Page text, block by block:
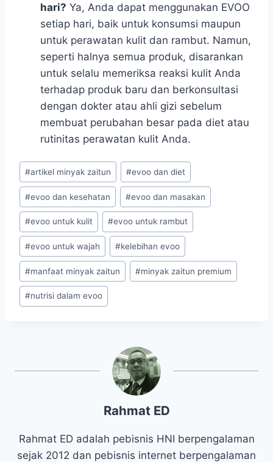
hari? Ya, Anda dapat menggunakan EVOO
setiap hari, baik untuk konsumsi maupun
untuk perawatan kulit dan rambut. Namun,
seperti halnya semua produk, disarankan
untuk selalu memeriksa reaksi kulit Anda
terhadap produk baru dan berkonsultasi
dengan dokter atau ahli gizi sebelum
membuat perubahan besar pada diet atau
rutinitas perawatan kulit Anda.
#artikel minyak zaitun #evoo dan diet
#evoo dan kesehatan #evoo dan masakan
#evoo untuk kulit #evoo untuk rambut
#evoo untuk wajah #kelebihan evoo
#manfaat minyak zaitun #minyak zaitun premium
#nutrisi dalam evoo
Rahmat ED
Rahmat ED adalah pebisnis HNI berpengalaman
sejak 2012 dan pebisnis internet berpengalaman